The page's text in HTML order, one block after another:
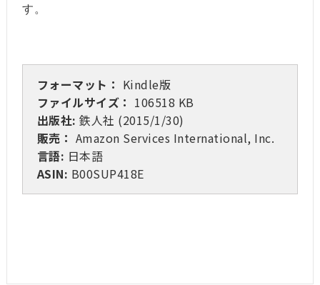
す。
フォーマット： Kindle版
ファイルサイズ： 106518 KB
出版社: 鉄人社 (2015/1/30)
販売： Amazon Services International, Inc.
言語: 日本語
ASIN: B00SUP418E